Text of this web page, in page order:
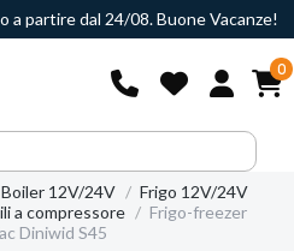
a partire dal 24/08. Buone Vacanze!
0
12V/24V
Frigo 12V/24V
a compressore
Frigo-freezer
Diniwid S45